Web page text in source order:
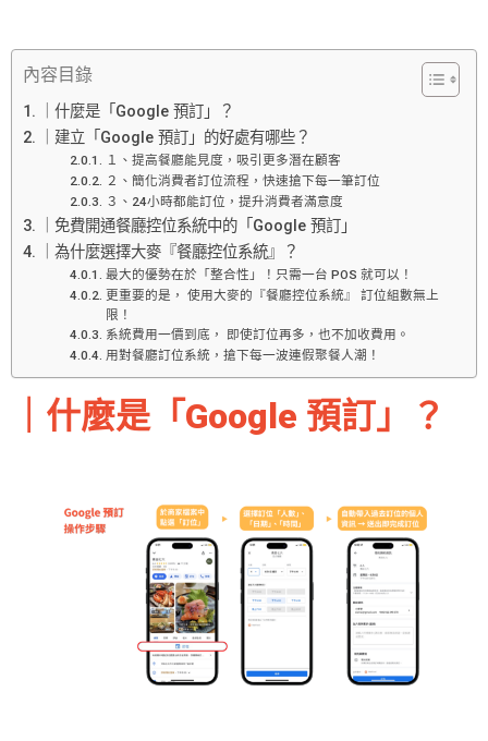
內容目錄
｜什麼是「Google 預訂」？
｜建立「Google 預訂」的好處有哪些？
１、提高餐廳能見度，吸引更多潛在顧客
２、簡化消費者訂位流程，快速搶下每一筆訂位
３、24小時都能訂位，提升消費者滿意度
｜免費開通餐廳控位系統中的「Google 預訂」
｜為什麼選擇大麥『餐廳控位系統』？
最大的優勢在於「整合性」！只需一台 POS 就可以！
更重要的是， 使用大麥的『餐廳控位系統』 訂位組數無上
限！
系統費用一價到底， 即使訂位再多，也不加收費用。
用對餐廳訂位系統，搶下每一波連假聚餐人潮！
什麼是「Google 預訂」？